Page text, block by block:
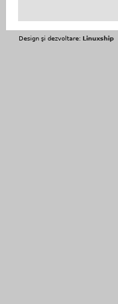
Design şi dezvoltare: Linuxship